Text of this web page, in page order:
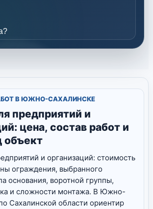
В ЮЖНО-САХАЛИНСКЕ
предприятий и
цена, состав работ и
объект
и организаций: стоимость
ограждения, выбранного
основания, воротной группы,
и сложности монтажа. В Южно-
Сахалинской области ориентир